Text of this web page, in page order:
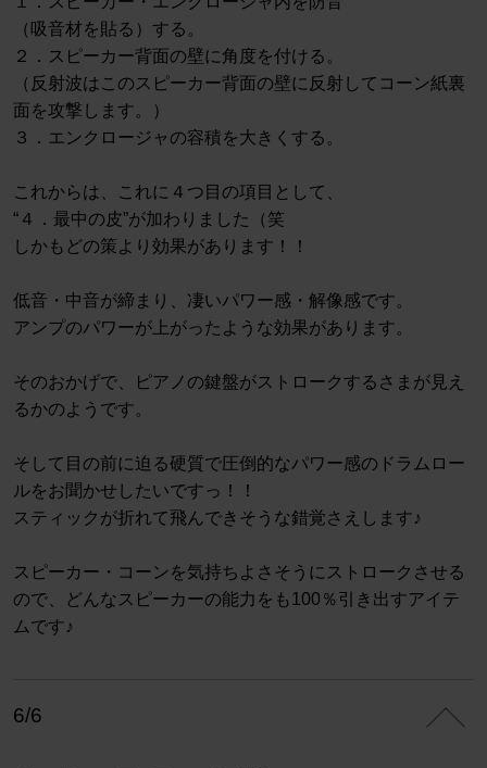
（吸音材を貼る）する。
２．スピーカー背面の壁に角度を付ける。
（反射波はこのスピーカー背面の壁に反射してコーン紙裏
面を攻撃します。）
３．エンクロージャの容積を大きくする。
これからは、これに４つ目の項目として、
“４．最中の皮”が加わりました（笑
しかもどの策より効果があります！！
低音・中音が締まり、凄いパワー感・解像感です。
アンプのパワーが上がったような効果があります。
そのおかげで、ピアノの鍵盤がストロークするさまが見え
るかのようです。
そして目の前に迫る硬質で圧倒的なパワー感のドラムロー
ルをお聞かせしたいですっ！！
スティックが折れて飛んできそうな錯覚さえします♪
スピーカー・コーンを気持ちよさそうにストロークさせる
ので、どんなスピーカーの能力をも100％引き出すアイテ
ムです♪
6/6